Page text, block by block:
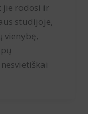
jie rodosi ir
studijoje,
vienybę,